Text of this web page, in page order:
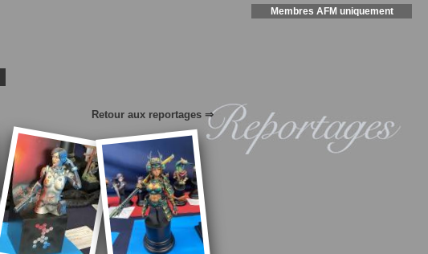
Membres AFM uniquement
Retour aux reportages ⇒